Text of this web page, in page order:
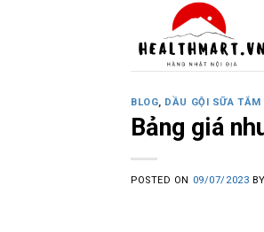
BLOG, DẦU GỘI SỮA TẮM
Bảng giá
POSTED ON 09/07/2023 BY